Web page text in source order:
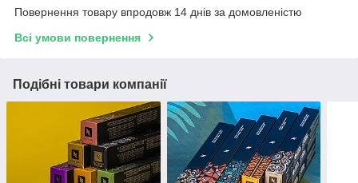
Повернення товару впродовж 14 днів за домовленістю
Всі умови повернення
Подібні товари компанії